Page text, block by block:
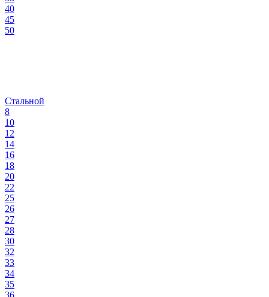
40
45
50
Стальной
8
10
12
14
16
18
20
22
25
26
27
28
30
32
33
34
35
36